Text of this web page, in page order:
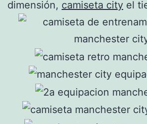
dimensión, camiseta city el